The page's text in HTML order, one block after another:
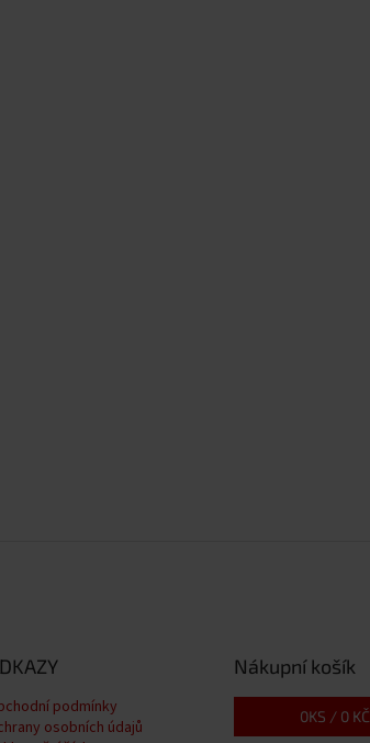
podmínky
osobních údajů
Nákupní košík
0KS / 0 KČ